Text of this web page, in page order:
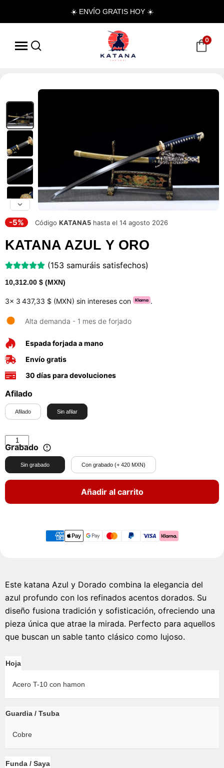
☀️ ENVÍO GRATIS HOY ☀️
0
-5% Código KATANA5 hasta el 14 agosto 2026
KATANA AZUL Y ORO
(153 samuráis satisfechos)
10,312.00 $ (MXN)
3x 3 437,33 $ (MXN) sin intereses con .
Alta demanda - 1 mes de forjado
Espada forjada a mano
Envío gratis
30 días para devoluciones
Afilado
Afilado Sin afilar
Grabado
Sin grabado Con grabado (+ 420 MXN)
Añadir al carrito
Este katana Azul y Dorado combina la elegancia del
azul profundo con los refinados acentos dorados. Su
diseño fusiona tradición y sofisticación, ofreciendo una
pieza única que atrae la mirada. Perfecto para aquellos
que buscan un sable tanto clásico como lujoso.
Hoja
Acero T-10 con hamon
Guardia / Tsuba
Cobre
Funda / Saya